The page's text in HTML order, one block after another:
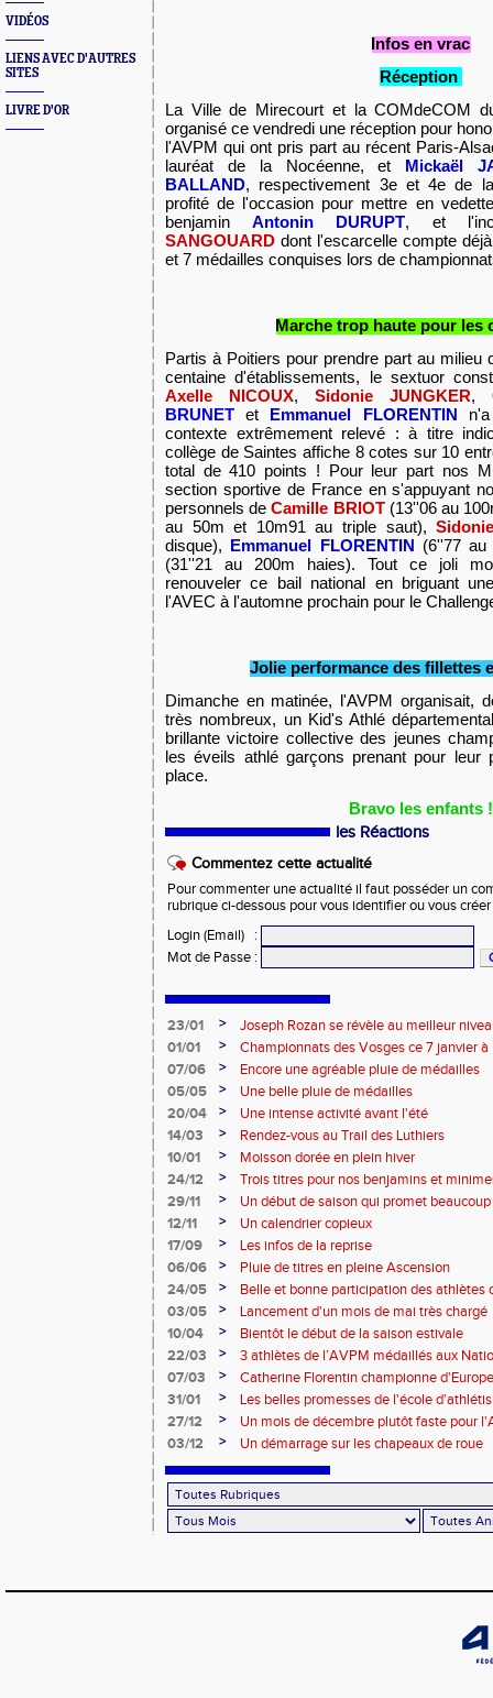
VIDÉOS
LIENS AVEC D'AUTRES
SITES
LIVRE D'OR
Infos en vrac
Réception
La Ville de Mirecourt et la COMdeCOM
organisé ce vendredi une réception pour
l'AVPM qui ont pris part au récent Paris-
lauréat de la Nocéenne, et Mickaël
BALLAND, respectivement 3e et 4e de
profité de l'occasion pour mettre en
benjaminAntonin DURUPT, et
SANGOUARD dont l'escarcelle compte
et 7 médailles conquises lors de
Marche trop haute pour les
Partis à Poitiers pour prendre part au milieu
centaine d'établissements, le sextuor
Axelle NICOUX, Sidonie JUNGKER,
BRUNET et Emmanuel FLORENTIN
contexte extrêmement relevé : à titre
collège de Saintes affiche 8 cotes sur 10
total de 410 points ! Pour leur part nos
section sportive de France en s'appuyant
personnels de Camille BRIOT(13''06 au
au 50m et 10m91 au triple saut),
disque), Emmanuel FLORENTIN (6''77
(31''21 au 200m haies). Tout ce joli
renouveler ce bail national en briguant
l'AVEC à l'automne prochain pour le
Jolie performance des fillettes
Dimanche en matinée, l'AVPM organisait,
très nombreux, un Kid's Athlé
brillante victoire collective des jeunes
les éveils athlé garçons prenant pour leur
place.
Bravo les enfants !
les Réactions
Commentez cette actualité
Pour commenter une actualité il faut posséder un
rubrique ci-dessous pour vous identifier ou vous
Login (Email)
:
Mot de Passe :
23/01 >
Joseph Rozan se révèle au meilleur
01/01
>
Championnats des Vosges ce 7 janvier
07/06
>
Encore une agréable pluie de médailles
05/05
>
Une belle pluie de médailles
20/04
>
Une intense activité avant l'été
14/03
>
Rendez-vous au Trail des Luthiers
10/01
>
Moisson dorée en plein hiver
24/12
>
Trois titres pour nos benjamins et
29/11
>
Un début de saison qui promet beaucoup
12/11
>
Un calendrier copieux
17/09
>
Les infos de la reprise
06/06
>
Pluie de titres en pleine Ascension
24/05
>
Belle et bonne participation des athlètes
03/05
>
Lancement d'un mois de mai très chargé
10/04
>
Bientôt le début de la saison estivale
22/03
>
3 athlètes de l’AVPM médaillés aux
07/03
>
Catherine Florentin championne
31/01
>
Les belles promesses de l'école
27/12
>
Un mois de décembre plutôt faste pour
03/12
> Un démarrage sur les chapeaux de roue